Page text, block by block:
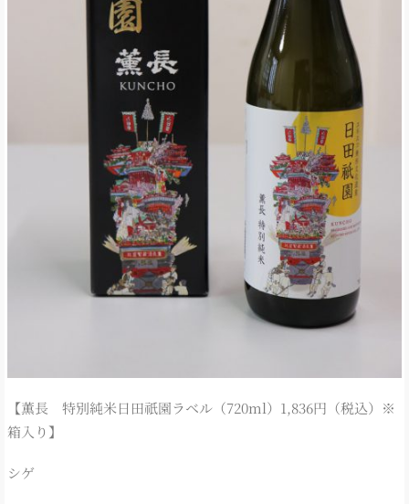
【薫長 特別純米日田祇園ラベル（720ml）1,836円（税込）※
箱入り】
シゲ